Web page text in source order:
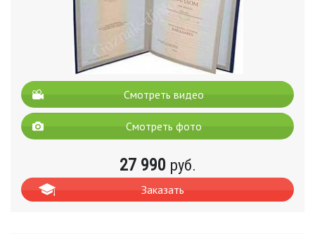
Смотреть видео
Смотреть фото
27 990 руб.
Заказать